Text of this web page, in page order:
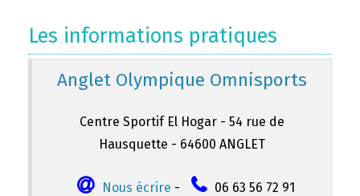
Les informations pratiques
Anglet Olympique Omnisports
Centre Sportif El Hogar - 54 rue de
Hausquette - 64600 ANGLET
Nous écrire - 06 63 56 72 91